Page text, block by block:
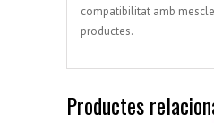
compatibilitat amb
productes.
Productes